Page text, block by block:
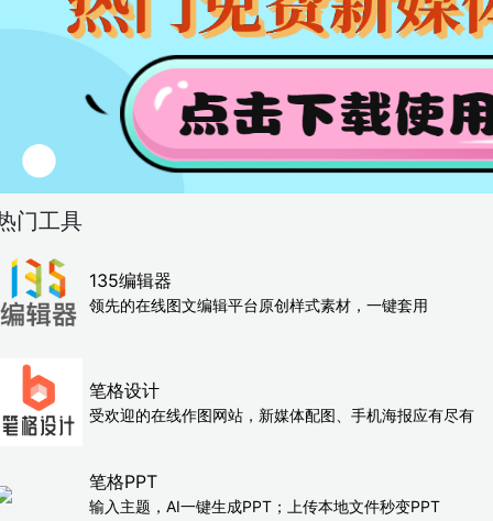
门工具
135编辑器
领先的在线图文编辑平台原创样式素材，一键套用
笔格设计
受欢迎的在线作图网站，新媒体配图、手机海报应有尽有
笔格PPT
输入主题，AI一键生成PPT；上传本地文件秒变PPT